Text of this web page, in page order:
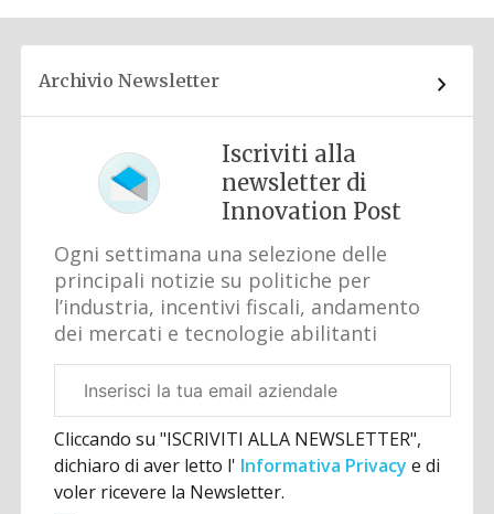
Archivio Newsletter
Iscriviti alla
newsletter di
Innovation Post
Ogni settimana una selezione delle
principali notizie su politiche per
l’industria, incentivi fiscali, andamento
dei mercati e tecnologie abilitanti
aziendale
Cliccando su "ISCRIVITI ALLA NEWSLETTER",
dichiaro di aver letto l' Informativa Privacye di
voler ricevere la Newsletter.